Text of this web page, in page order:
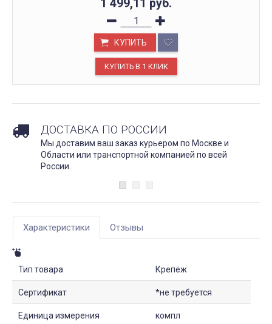
1 499,11 руб.
КУПИТЬ
ДОСТАВКА ПО РОССИИ
Мы доставим ваш заказ курьером по Москве и
Области или транспортной компанией по всей
России.
Характеристики Отзывы
Тип товара Крепёж
Сертификат *не требуется
Единица измерения компл